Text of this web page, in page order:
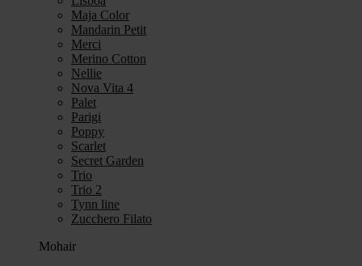
Maja Color
Mandarin Petit
Merci
Merino Cotton
Nellie
Nova Vita 4
Palet
Parigi
Poppy
Scarlet
Secret Garden
Trio
Trio 2
Tynn line
Zucchero Filato
Mohair